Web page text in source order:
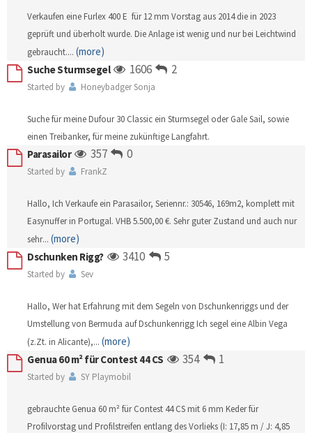
Verkaufen eine Furlex 400 E für 12 mm Vorstag aus 2014 die in 2023
geprüft und überholt wurde. Die Anlage ist wenig und nur bei Leichtwind
gebraucht.... (more)
Suche Sturmsegel
1606 2
Started by Honeybadger Sonja
Suche für meine Dufour 30 Classic ein Sturmsegel oder Gale Sail, sowie
einen Treibanker, für meine zukünftige Langfahrt.
Parasailor 357 0
Started by FrankZ
Hallo, Ich Verkaufe ein Parasailor, Seriennr.: 30546, 169m2, komplett mit
Easynuffer in Portugal. VHB 5.500,00 €. Sehr guter Zustand und auch nur
sehr... (more)
Dschunken Rigg?
3410 5
Started by Sev
Hallo, Wer hat Erfahrung mit dem Segeln von Dschunkenriggs und der
Umstellung von Bermuda auf Dschunkenrigg Ich segel eine Albin Vega
(z.Zt. in Alicante),... (more)
Genua 60 m² für Contest 44 CS
354 1
Started by SY Playmobil
gebrauchte Genua 60 m² für Contest 44 CS mit 6 mm Keder für
Profilvorstag und Profilstreifen entlang des Vorlieks (I: 17,85 m / J: 4,85